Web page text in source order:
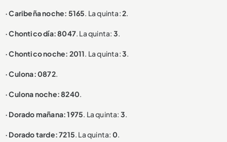
· Caribeña noche: 5165 . La quinta:2
· Chontico día: 8047 . La quinta: 3
· Chontico noche: 2011 . La quinta:3
· Culona: 0872.
· Culona noche: 8240
· Dorado mañana: 1975 . La quinta: 3
· Dorado tarde: 7215 . La quinta: 0